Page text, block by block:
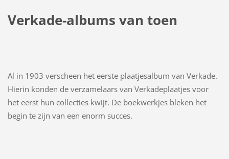
Verkade-albums van toen
Al in 1903 verscheen het eerste plaatjesalbum van Verkade.
Hierin konden de verzamelaars van Verkadeplaatjes voor
het eerst hun collecties kwijt. De boekwerkjes bleken het
begin te zijn van een enorm succes.